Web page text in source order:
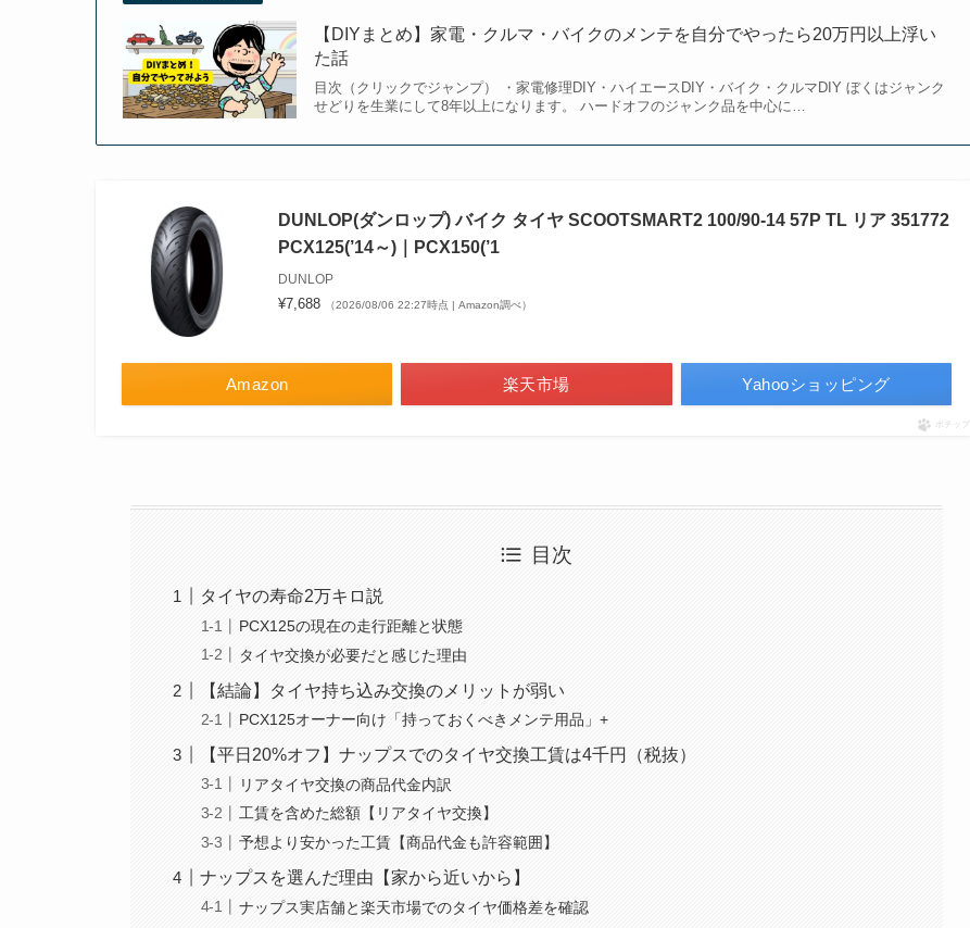
【DIYまとめ】家電・クルマ・バイクのメンテを自分でやったら20万円以上浮い
た話
目次（クリックでジャンプ） ・家電修理DIY・ハイエースDIY・バイク・クルマDIY ぼくはジャンク
せどりを生業にして8年以上になります。 ハードオフのジャンク品を中心に…
DUNLOP(ダンロップ) バイク タイヤ SCOOTSMART2 100/90-14 57P TL リア 351772
PCX125(’14～)｜PCX150(’1
DUNLOP
¥7,688 （2026/08/06 22:27時点 | Amazon調べ）
Amazon 楽天市場 Yahooショッピング
ポチップ
目次
タイヤの寿命2万キロ説
PCX125の現在の走行距離と状態
タイヤ交換が必要だと感じた理由
【結論】タイヤ持ち込み交換のメリットが弱い
PCX125オーナー向け「持っておくべきメンテ用品」+
【平日20%オフ】ナップスでのタイヤ交換工賃は4千円（税抜）
リアタイヤ交換の商品代金内訳
工賃を含めた総額【リアタイヤ交換】
予想より安かった工賃【商品代金も許容範囲】
ナップスを選んだ理由【家から近いから】
ナップス実店舗と楽天市場でのタイヤ価格差を確認